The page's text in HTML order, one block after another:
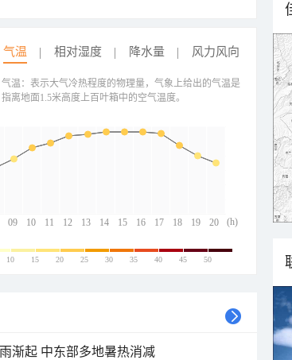
气温 相对湿度 降水量 风力风向
09 10 11 12 13 14 15 16 17 18 19 20
(h)
气温：表示大气冷热程度的物理量，气象上给出的气温是
指离地面1.5米高度上百叶箱中的空气温度。
10 15 20 25 30 35 40 45 50
渐起 中东部多地暑热消减